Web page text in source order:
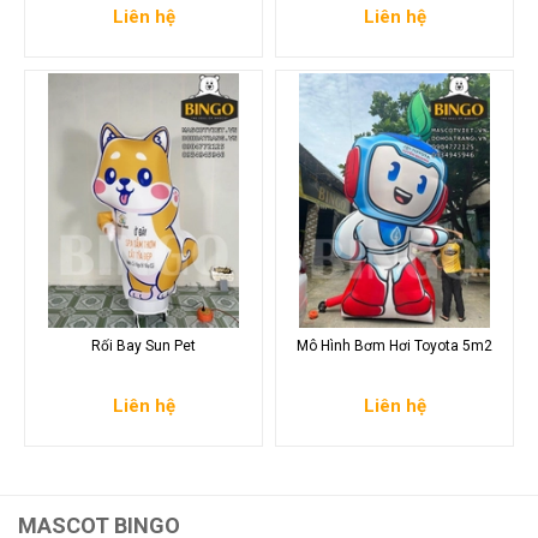
Liên hệ Liên hệ
Rối Bay Sun Pet
Liên hệ
Mô Hình Bơm Hơi Toyota 5m2
Liên hệ
MASCOT BINGO